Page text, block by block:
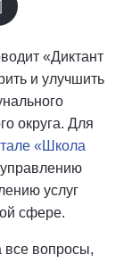
«Диктант
и улучшить
округа. Для
«Школа
услуг
сфере.
все вопросы,